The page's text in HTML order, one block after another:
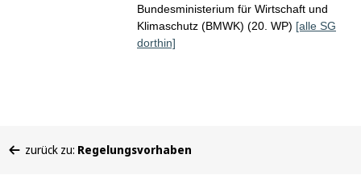
Bundesministerium für Wirtschaft und
Klimaschutz (BMWK) (20. WP) [alle SG
dorthin]
befinden
zurück zu: Regelungsvorhaben